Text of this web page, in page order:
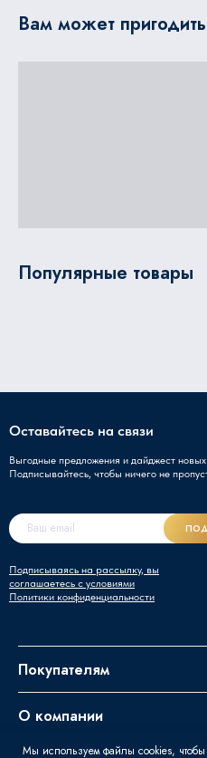
Мы используем файлы cookies, чтобы
Вам может
Популярные товары
Оставайтесь на связи
Выгодные предложения и дайджест новых
Подписывайтесь, чтобы ничего не
Подписываясь на рассылку, вы
соглашаетесь с условиями
Политики конфиденциальности
Покупателям
О компании